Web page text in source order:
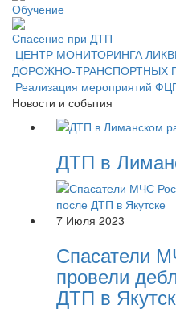
Обучение
Спасение при ДТП
ЦЕНТР МОНИТОРИНГА
ДОРОЖНО-ТРАНСПОРТНЫХ
Реализация мероприятий
Новости и события
ДТП в
7 Июля 2023
Спасатели
провели
ДТП в